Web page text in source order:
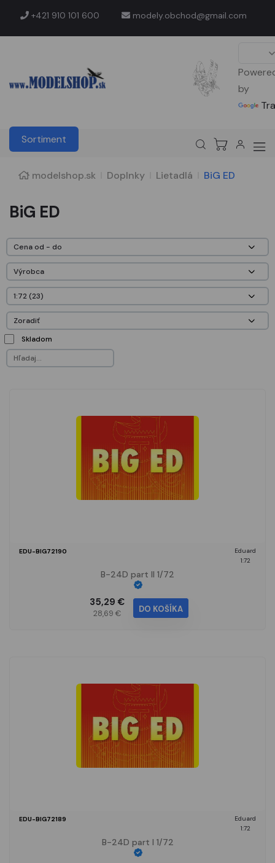
+421 910 101 600 modely.obchod@gmail.com
by
Sortiment
modelshop.sk Doplnky Lietadlá BiG ED
BiG ED
Skladom
EDU-BIG72190
Eduard
1:72
B-24D part II 1/72
35,29 €
28,69 € DO KOŠÍKA
EDU-BIG72189
Eduard
1:72
B-24D part I 1/72